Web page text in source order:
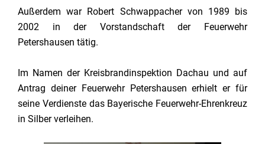
Außerdem war Robert Schwappacher von 1989 bis
2002 in der Vorstandschaft der Feuerwehr
Petershausen tätig.
Im Namen der Kreisbrandinspektion Dachau und auf
Antrag deiner Feuerwehr Petershausen erhielt er für
seine Verdienste das Bayerische Feuerwehr-Ehrenkreuz
in Silber verleihen.